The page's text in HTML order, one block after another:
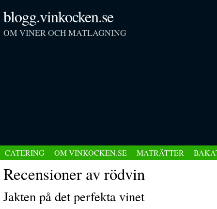
blogg.vinkocken.se
OM VINER OCH MATLAGNING
CATERING OM VINKOCKEN.SE MATRÄTTER
Recensioner av rödvin
Jakten på det perfekta vinet